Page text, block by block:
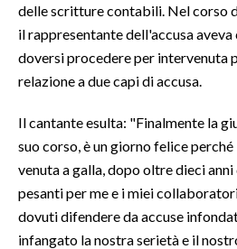
INSULARITÀ
INFO AZIENDE
ABBONATI
PUBBLICITÀ
SPIAGGE
STORE
delle scritture contabili. Nel corso
il rappresentante dell'accusa aveva
doversi procedere per intervenuta
relazione a due capi di accusa.
Il cantante esulta: "Finalmente la
suo corso, è un giorno felice
venuta a galla, dopo oltre dieci
pesanti per me e i miei
dovuti difendere da accuse
infangato la nostra serietà e il